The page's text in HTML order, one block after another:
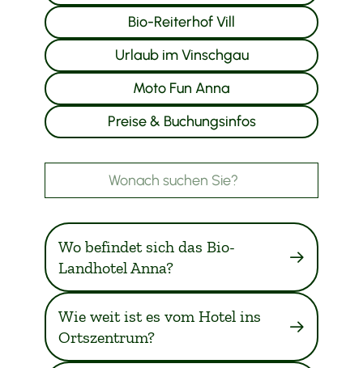
Bio-Reiterhof Vill
Urlaub im Vinschgau
Moto Fun Anna
Preise & Buchungsinfos
Wo befindet sich das Bio-
Landhotel Anna?
Wie weit ist es vom Hotel ins
Ortszentrum?